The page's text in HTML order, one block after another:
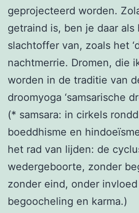
geprojecteerd worden.
getraind is, ben je daar als
slachtoffer van, zoals het
nachtmerrie. Dromen, die
worden in de traditie van
droomyoga ‘samsarische
(* samsara: in cirkels
boeddhisme en
het rad van lijden: de
wedergeboorte, zonder
zonder eind, onder
begoocheling en karma.)